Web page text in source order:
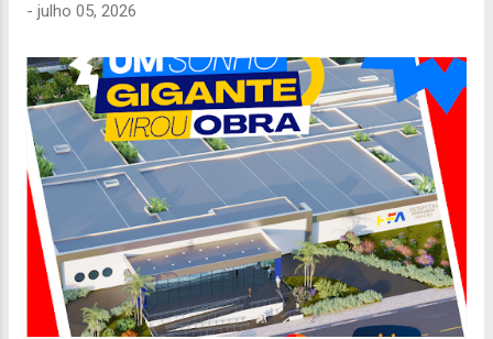
- julho 05, 2026